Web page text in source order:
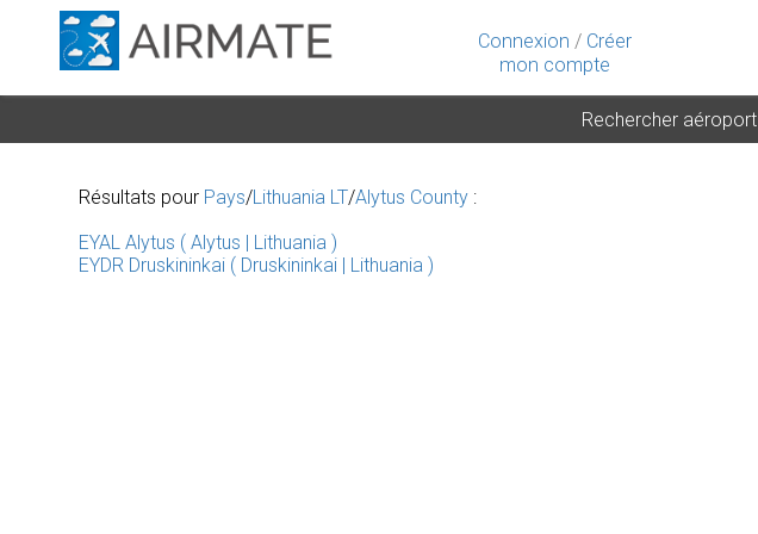
Connexion / Créer
mon compte
Rechercher aéroport
Résultats pour Pays/Lithuania LT/Alytus County :
EYAL Alytus ( Alytus | Lithuania )
EYDR Druskininkai ( Druskininkai | Lithuania )